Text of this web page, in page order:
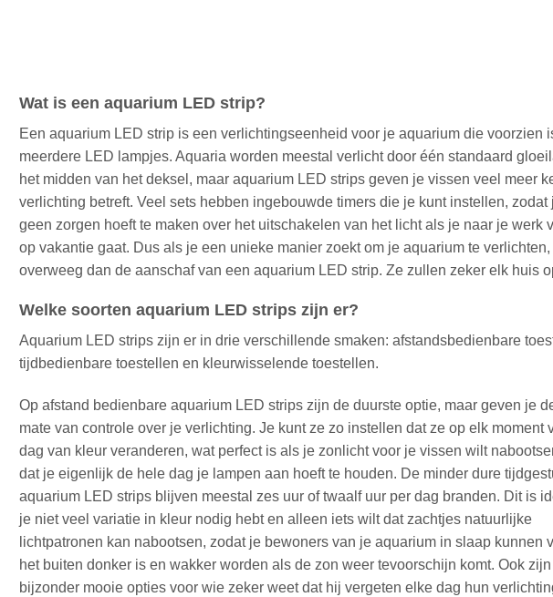
Wat is een aquarium LED strip?
Een aquarium LED strip is een verlichtingseenheid voor je aquarium die voorzien
meerdere LED lampjes. Aquaria worden meestal verlicht door één standaard
het midden van het deksel, maar aquarium LED strips geven je vissen veel meer
verlichting betreft. Veel sets hebben ingebouwde timers die je kunt instellen, zodat
geen zorgen hoeft te maken over het uitschakelen van het licht als je naar je werk
op vakantie gaat. Dus als je een unieke manier zoekt om je aquarium te verlichten,
overweeg dan de aanschaf van een aquarium LED strip. Ze zullen zeker elk huis
Welke soorten aquarium LED strips zijn er?
Aquarium LED strips zijn er in drie verschillende smaken: afstandsbedienbare
tijdbedienbare toestellen en kleurwisselende toestellen.
Op afstand bedienbare aquarium LED strips zijn de duurste optie, maar geven je
mate van controle over je verlichting. Je kunt ze zo instellen dat ze op elk moment
dag van kleur veranderen, wat perfect is als je zonlicht voor je vissen wilt
dat je eigenlijk de hele dag je lampen aan hoeft te houden. De minder dure
aquarium LED strips blijven meestal zes uur of twaalf uur per dag branden. Dit is
je niet veel variatie in kleur nodig hebt en alleen iets wilt dat zachtjes natuurlijke
lichtpatronen kan nabootsen, zodat je bewoners van je aquarium in slaap kunnen
het buiten donker is en wakker worden als de zon weer tevoorschijn komt. Ook
bijzonder mooie opties voor wie zeker weet dat hij vergeten elke dag hun